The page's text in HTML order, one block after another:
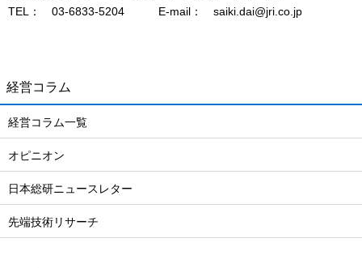
TEL： 03-6833-5204 E-mail： saiki.dai@jri.co.jp
経営コラム
経営コラム一覧
オピニオン
日本総研ニュースレター
先端技術リサーチ